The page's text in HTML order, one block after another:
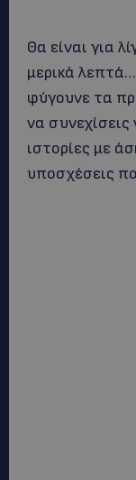
Θα είναι για
μερικά
φύγουνε τα
να
ιστορίες με
υποσχέσεις